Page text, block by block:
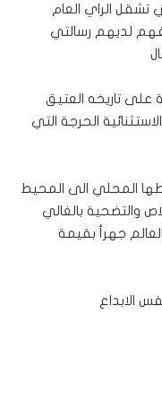
تشقل الراي العام
لديهم رسالتي
على تاريخه العتيق
الحرجة التي
المحلي الى المحيط
والتضحية بالغالي
جهرأ بقيمة
الابداع